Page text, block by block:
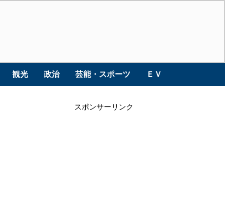
観光 政治 芸能・スポーツ ＥＶ
スポンサーリンク